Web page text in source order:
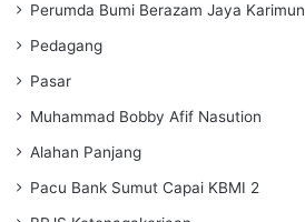
Perumda Bumi Berazam Jaya Karimun
Pedagang
Pasar
Muhammad Bobby Afif Nasution
Alahan Panjang
Pacu Bank Sumut Capai KBMI 2